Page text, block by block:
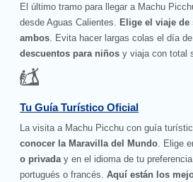
El último tramo para llegar a Machu
desde Aguas Calientes.
Elige el viaje
ambos . Evita hacer largas colas el día
descuentos para niños y viaja con total
Tu Guía Turístico Oficial
La visita a Machu Picchu con guía
conocer la Maravilla del Mundo . Elige
o privada y en el idioma de tu
portugués o francés.Aquí están los